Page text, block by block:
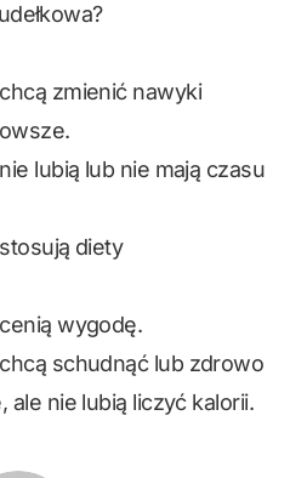
zmienić nawyki
lubią lub nie mają czasu
diety
wygodę.
schudnąć lub zdrowo
ale nie lubią liczyć kalorii.